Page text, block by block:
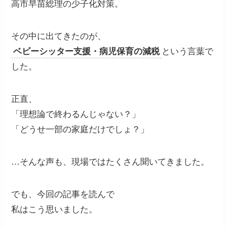
高市早苗総理の少子化対策。
その中に出てきたのが、
ベビーシッター支援・病児保育の減税 という言葉で
した。
正直、
「理想論で終わるんじゃない？」
「どうせ一部の家庭だけでしょ？」
…そんな声も、現場ではたくさん聞いてきました。
でも、今回の記事を読んで
私はこう思いました。